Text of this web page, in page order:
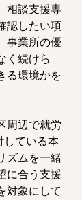
相談支援専
認したい項
事業所の優
く続けら
る環境かを
周辺で就労
している本
ズムを一緒
に合う支援
対象にして